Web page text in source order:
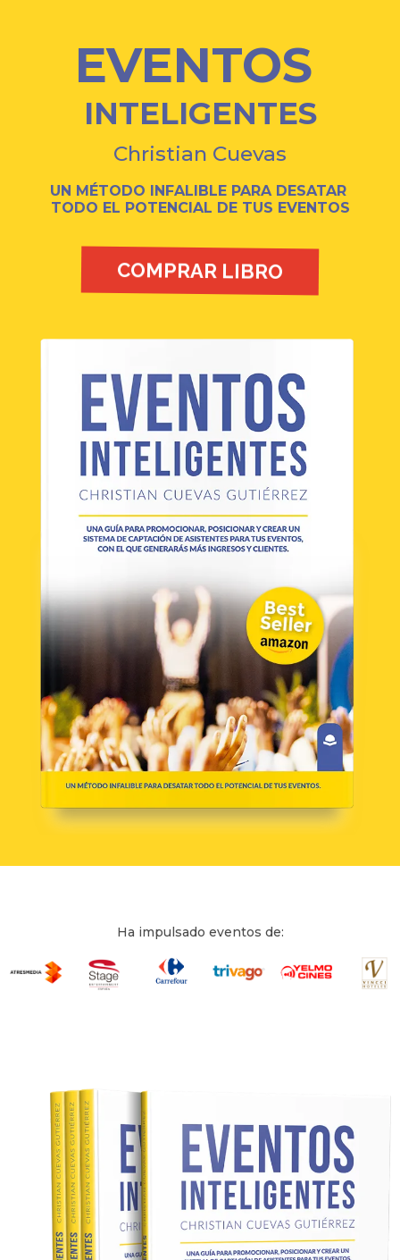
EVENTOS
INTELIGENTES
Christian Cuevas
UN MÉTODO INFALIBLE PARA DESATAR
TODO EL POTENCIAL DE TUS EVENTOS
COMPRAR LIBRO
Ha impulsado eventos de: